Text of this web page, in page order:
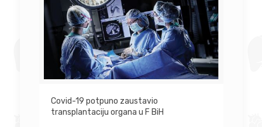
Covid-19 potpuno zaustavio
transplantaciju organa u F BiH